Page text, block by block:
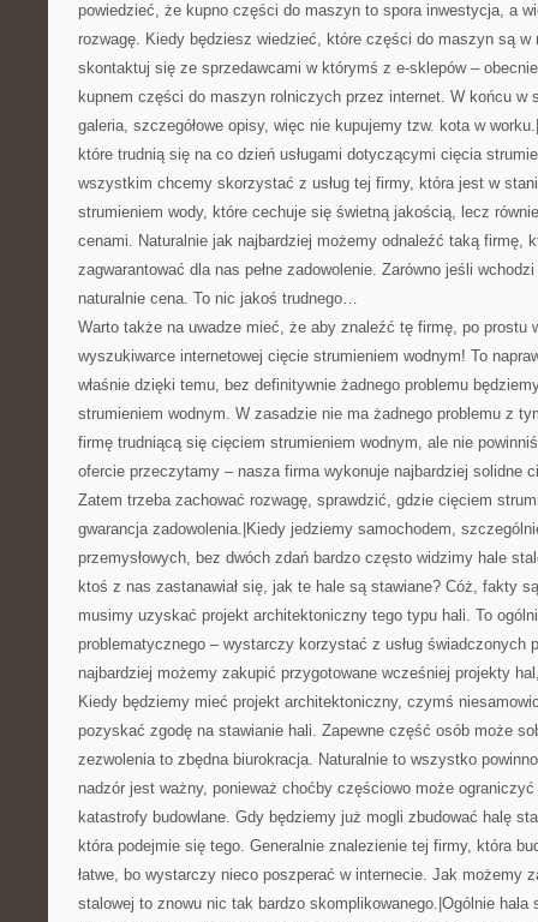
powiedzieć, że kupno części do maszyn to spora inwestycja, a
rozwagę. Kiedy będziesz wiedzieć, które części do maszyn są w
skontaktuj się ze sprzedawcami w którymś z e-sklepów –
kupnem części do maszyn rolniczych przez internet. W końcu w
galeria, szczegółowe opisy, więc nie kupujemy tzw. kota w
które trudnią się na co dzień usługami dotyczącymi cięcia
wszystkim chcemy skorzystać z usług tej firmy, która jest w
strumieniem wody, które cechuje się świetną jakością, lecz
cenami. Naturalnie jak najbardziej możemy odnaleźć taką firmę,
zagwarantować dla nas pełne zadowolenie. Zarówno jeśli
naturalnie cena. To nic jakoś trudnego…
Warto także na uwadze mieć, że aby znaleźć tę firmę, po prostu
wyszukiwarce internetowej cięcie strumieniem wodnym! To
właśnie dzięki temu, bez definitywnie żadnego problemu
strumieniem wodnym. W zasadzie nie ma żadnego problemu z
firmę trudniącą się cięciem strumieniem wodnym, ale nie
ofercie przeczytamy – nasza firma wykonuje najbardziej solidne
Zatem trzeba zachować rozwagę, sprawdzić, gdzie cięciem
gwarancja zadowolenia.|Kiedy jedziemy samochodem,
przemysłowych, bez dwóch zdań bardzo często widzimy hale
ktoś z nas zastanawiał się, jak te hale są stawiane? Cóż, fakty
musimy uzyskać projekt architektoniczny tego typu hali. To
problematycznego – wystarczy korzystać z usług świadczonych
najbardziej możemy zakupić przygotowane wcześniej projekty
Kiedy będziemy mieć projekt architektoniczny, czymś
pozyskać zgodę na stawianie hali. Zapewne część osób może
zezwolenia to zbędna biurokracja. Naturalnie to wszystko
nadzór jest ważny, ponieważ choćby częściowo może
katastrofy budowlane. Gdy będziemy już mogli zbudować halę
która podejmie się tego. Generalnie znalezienie tej firmy, która
łatwe, bo wystarczy nieco poszperać w internecie. Jak możemy
stalowej to znowu nic tak bardzo skomplikowanego.|Ogólnie hala